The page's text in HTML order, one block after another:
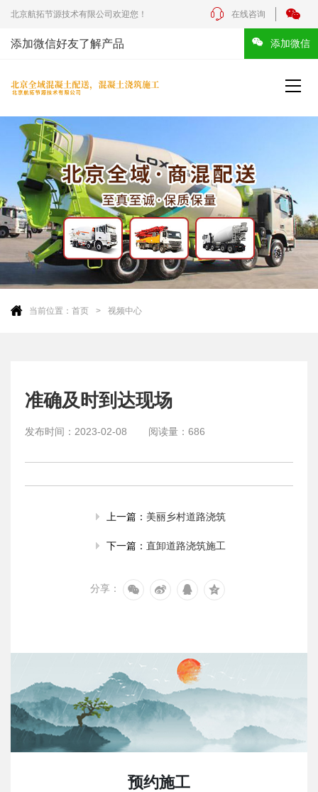
北京航拓节源技术有限公司欢迎您！ 在线咨询
添加微信好友了解产品 添加微信
当前位置： 首页 视频中心
预约施工
准确及时到达现场
发布时间： 2023-02-08 阅读量： 686
上一篇： 美丽乡村道路浇筑
下一篇： 直卸道路浇筑施工
分享：